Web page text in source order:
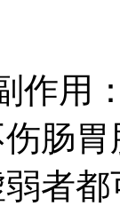
作用
肠
者